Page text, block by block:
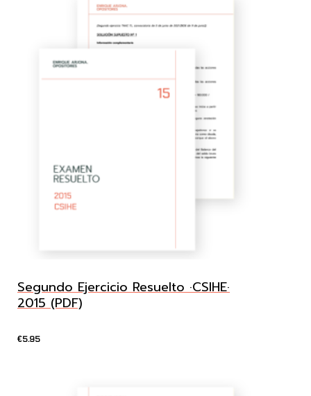
Segundo Ejercicio Resuelto ·CSIHE·
2015 (PDF)
€5.95